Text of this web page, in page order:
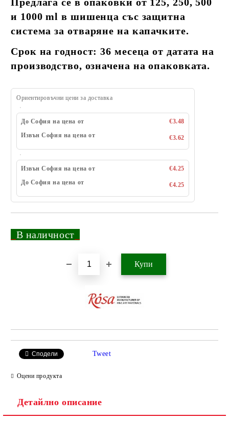
Предлага се в опаковки от 125, 250, 500
и 1000 ml в шишенца със защитна
система за отваряне на капачките.
Срок на годност: 36 месеца от датата на
производство, означена на опаковката.
Ориентировъчни цени за доставка
До София на цена от
€3.48
Извън София на цена от
€3.62
Извън София на цена от
€4.25
До София на цена от
€4.25
В наличност
Сподели Tweet
Оцени продукта
Детайлно описание